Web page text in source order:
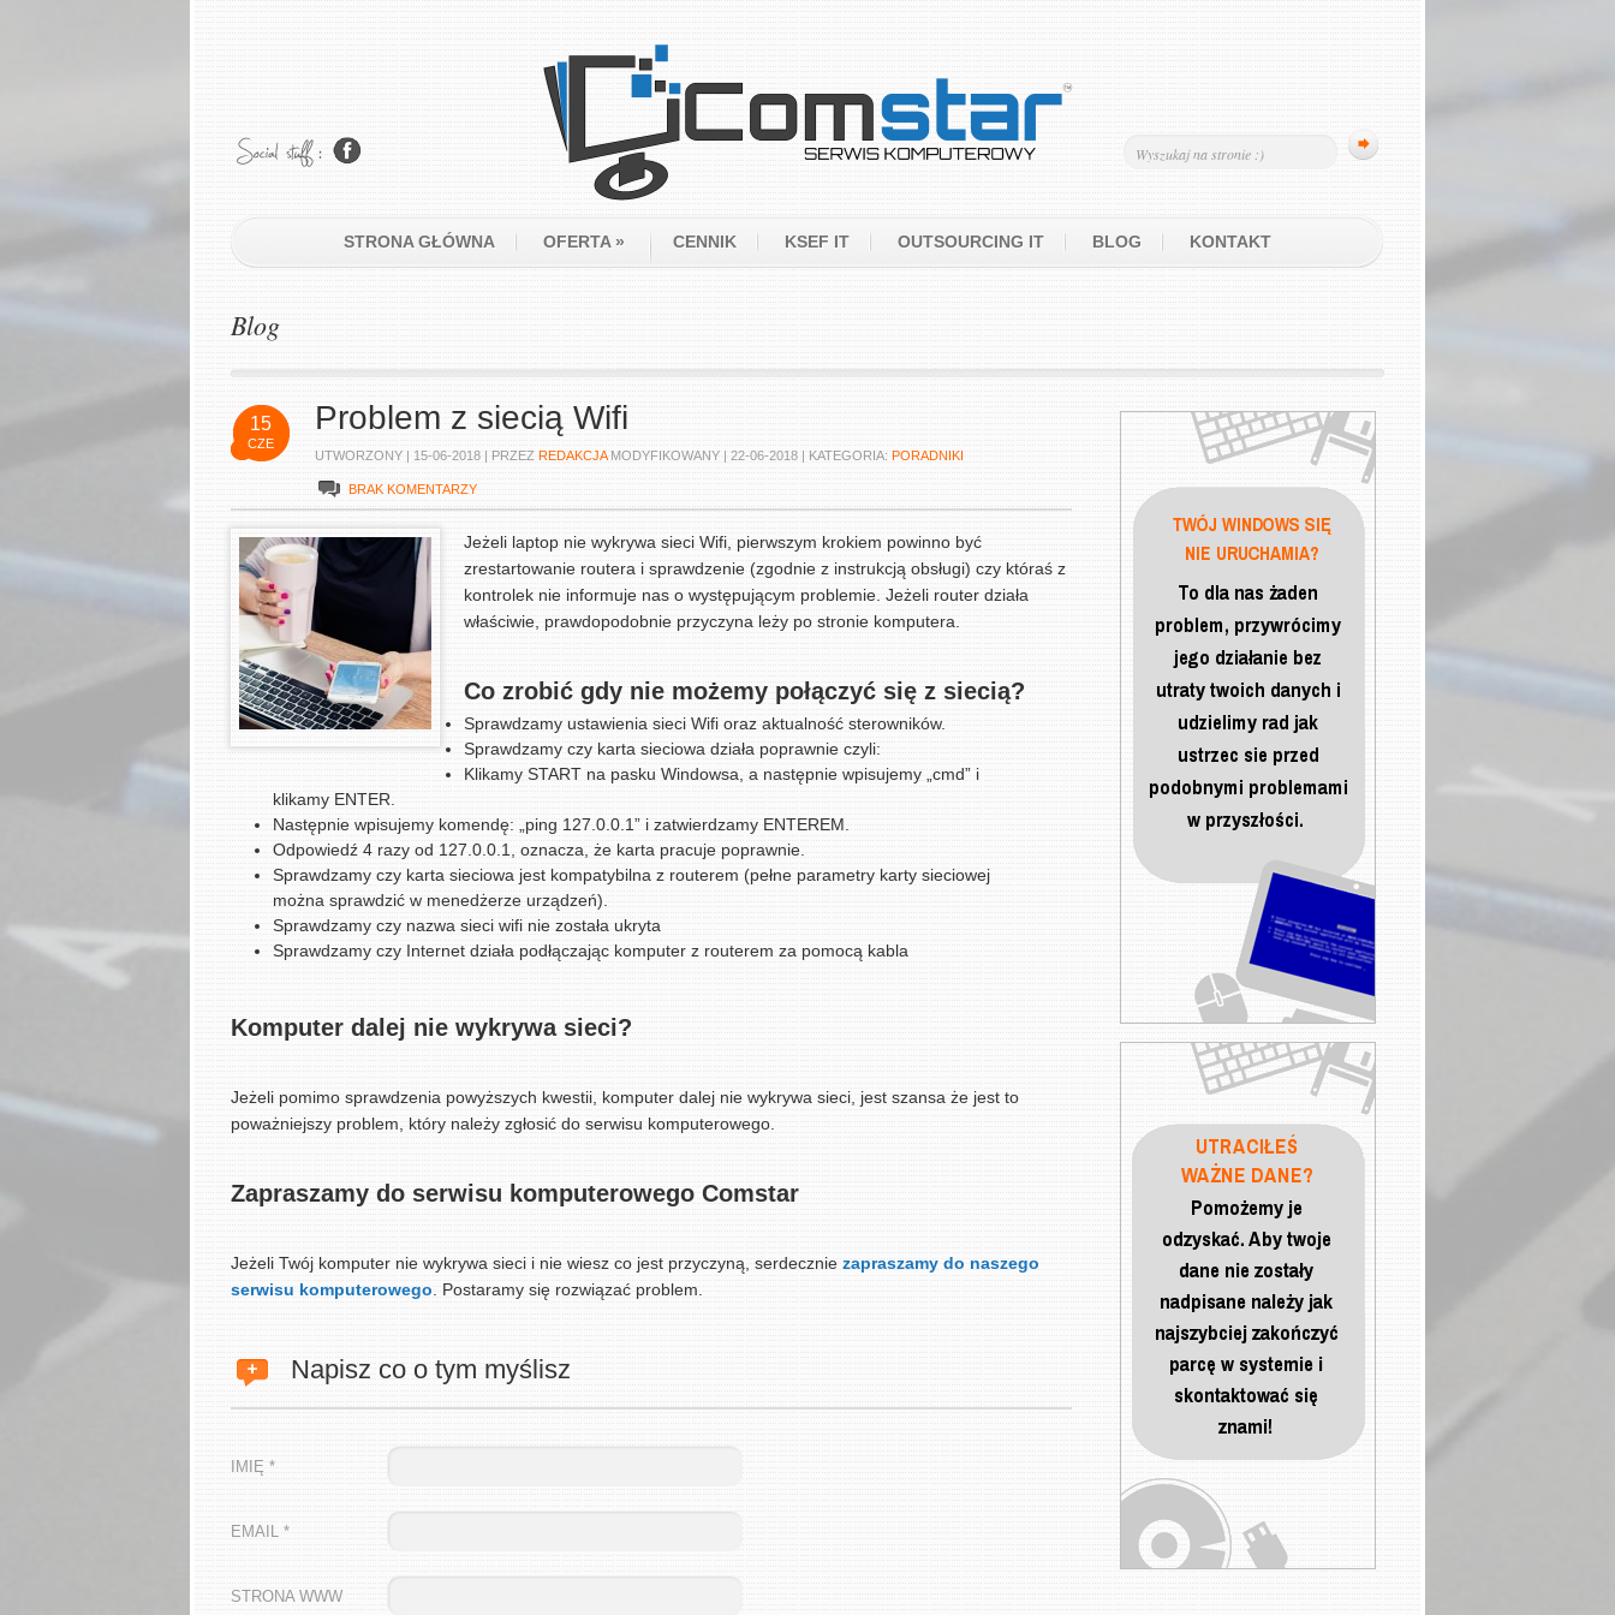
STRONA GŁÓWNA OFERTA» CENNIK KSEF IT OUTSOURCING IT BLOG KONTAKT
Blog
15
CZE
Problem z siecią Wifi
UTWORZONY | 15-06-2018 | PRZEZ REDAKCJA MODYFIKOWANY | 22-06-2018 | KATEGORIA: PORADNIKI
BRAK KOMENTARZY
Jeżeli laptop nie wykrywa sieci Wifi, pierwszym krokiem powinno być
zrestartowanie routera i sprawdzenie (zgodnie z instrukcją obsługi) czy któraś z
kontrolek nie informuje nas o występującym problemie. Jeżeli router działa
właściwie, prawdopodobnie przyczyna leży po stronie komputera.
Co zrobić gdy nie możemy połączyć się z siecią?
Sprawdzamy ustawienia sieci Wifi oraz aktualność sterowników.
Sprawdzamy czy karta sieciowa działa poprawnie czyli:
Klikamy START na pasku Windowsa, a następnie wpisujemy „cmd” i
klikamy ENTER.
Następnie wpisujemy komendę: „ping 127.0.0.1” i zatwierdzamy ENTEREM.
Odpowiedź 4 razy od 127.0.0.1, oznacza, że karta pracuje poprawnie.
Sprawdzamy czy karta sieciowa jest kompatybilna z routerem (pełne parametry karty sieciowej
można sprawdzić w menedżerze urządzeń).
Sprawdzamy czy nazwa sieci wifi nie została ukryta
Sprawdzamy czy Internet działa podłączając komputer z routerem za pomocą kabla
Komputer dalej nie wykrywa sieci?
Jeżeli pomimo sprawdzenia powyższych kwestii, komputer dalej nie wykrywa sieci, jest szansa że jest to
poważniejszy problem, który należy zgłosić do serwisu komputerowego.
Zapraszamy do serwisu komputerowego Comstar
Jeżeli Twój komputer nie wykrywa sieci i nie wiesz co jest przyczyną, serdecznie zapraszamy do naszego
serwisu komputerowego . Postaramy się rozwiązać problem.
Napisz co o tym myślisz
IMIĘ *
EMAIL *
STRONA WWW